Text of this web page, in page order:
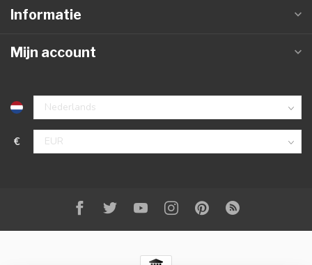
Informatie
Mijn account
€